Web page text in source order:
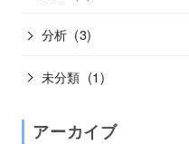
分析 (3)
未分類 (1)
アーカイブ